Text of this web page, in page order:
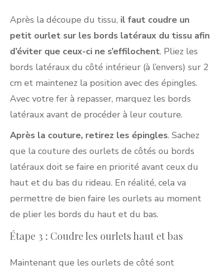
Après la découpe du tissu, il faut coudre un
petit ourlet sur les bords latéraux du tissu afin
d’éviter que ceux-ci ne s’effilochent. Pliez les
bords latéraux du côté intérieur (à l’envers) sur 2
cm et maintenez la position avec des épingles.
Avec votre fer à repasser, marquez les bords
latéraux avant de procéder à leur couture.
Après la couture, retirez les épingles. Sachez
que la couture des ourlets de côtés ou bords
latéraux doit se faire en priorité avant ceux du
haut et du bas du rideau. En réalité, cela va
permettre de bien faire les ourlets au moment
de plier les bords du haut et du bas.
Étape 3 : Coudre les ourlets haut et bas
Maintenant que les ourlets de côté sont